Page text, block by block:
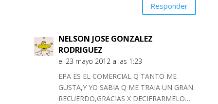
Responder
NELSON JOSE GONZALEZ
RODRIGUEZ
el 23 mayo 2012 a las 1:23
EPA ES EL COMERCIAL Q TANTO ME
GUSTA,Y YO SABIA Q ME TRAIA UN GRAN
RECUERDO,GRACIAS X DECIFRARMELO…